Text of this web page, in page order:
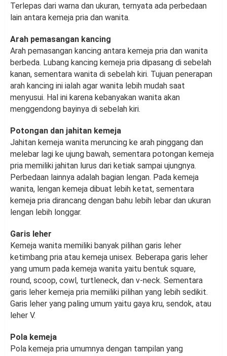
Terlepas dari warna dan ukuran, ternyata ada perbedaan
lain antara kemeja pria dan wanita.
Arah pemasangan kancing
Arah pemasangan kancing antara kemeja pria dan wanita
berbeda. Lubang kancing kemeja pria dipasang di sebelah
kanan, sementara wanita di sebelah kiri. Tujuan penerapan
arah kancing ini ialah agar wanita lebih mudah saat
menyusui. Hal ini karena kebanyakan wanita akan
menggendong bayinya di sebelah kiri.
Potongan dan jahitan kemeja
Jahitan kemeja wanita meruncing ke arah pinggang dan
melebar lagi ke ujung bawah, sementara potongan kemeja
pria memiliki jahitan lurus dari ketiak sampai ujungnya.
Perbedaan lainnya adalah bagian lengan. Pada kemeja
wanita, lengan kemeja dibuat lebih ketat, sementara
kemeja pria dirancang dengan bahu lebih lebar dan ukuran
lengan lebih longgar.
Garis leher
Kemeja wanita memiliki banyak pilihan garis leher
ketimbang pria atau kemeja unisex. Beberapa garis leher
yang umum pada kemeja wanita yaitu bentuk square,
round, scoop, cowl, turtleneck, dan v-neck. Sementara
garis leher kemeja pria memiliki pilihan yang lebih sedikit.
Garis leher yang paling umum yaitu gaya kru, sendok, atau
leher V.
Pola kemeja
Pola kemeja pria umumnya dengan tampilan yang